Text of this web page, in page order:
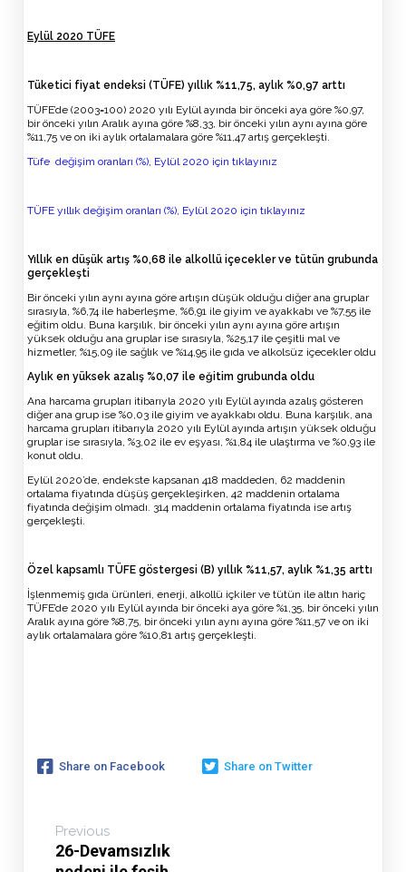
Eylül 2020 TÜFE
Tüketici fiyat endeksi (TÜFE) yıllık %11,75, aylık %0,97 arttı
TÜFE’de (2003=100) 2020 yılı Eylül ayında bir önceki aya göre %0,97,
bir önceki yılın Aralık ayına göre %8,33, bir önceki yılın aynı ayına göre
%11,75 ve on iki aylık ortalamalara göre %11,47 artış gerçekleşti.
Tüfe değişim oranları (%), Eylül 2020 için tıklayınız
TÜFE yıllık değişim oranları (%), Eylül 2020 için tıklayınız
Yıllık en düşük artış %0,68 ile alkollü içecekler ve tütün grubunda
gerçekleşti
Bir önceki yılın aynı ayına göre artışın düşük olduğu diğer ana gruplar
sırasıyla, %6,74 ile haberleşme, %6,91 ile giyim ve ayakkabı ve %7,55 ile
eğitim oldu. Buna karşılık, bir önceki yılın aynı ayına göre artışın
yüksek olduğu ana gruplar ise sırasıyla, %25,17 ile çeşitli mal ve
hizmetler, %15,09 ile sağlık ve %14,95 ile gıda ve alkolsüz içecekler oldu
Aylık en yüksek azalış %0,07 ile eğitim grubunda oldu
Ana harcama grupları itibarıyla 2020 yılı Eylül ayında azalış gösteren
diğer ana grup ise %0,03 ile giyim ve ayakkabı oldu. Buna karşılık, ana
harcama grupları itibarıyla 2020 yılı Eylül ayında artışın yüksek olduğu
gruplar ise sırasıyla, %3,02 ile ev eşyası, %1,84 ile ulaştırma ve %0,93 ile
konut oldu.
Eylül 2020’de, endekste kapsanan 418 maddeden, 62 maddenin
ortalama fiyatında düşüş gerçekleşirken, 42 maddenin ortalama
fiyatında değişim olmadı. 314 maddenin ortalama fiyatında ise artış
gerçekleşti.
Özel kapsamlı TÜFE göstergesi (B) yıllık %11,57, aylık %1,35 arttı
İşlenmemiş gıda ürünleri, enerji, alkollü içkiler ve tütün ile altın hariç
TÜFE’de 2020 yılı Eylül ayında bir önceki aya göre %1,35, bir önceki yılın
Aralık ayına göre %8,75, bir önceki yılın aynı ayına göre %11,57 ve on iki
aylık ortalamalara göre %10,81 artış gerçekleşti.
Share on Facebook Share on Twitter
Previous
26-Devamsızlık